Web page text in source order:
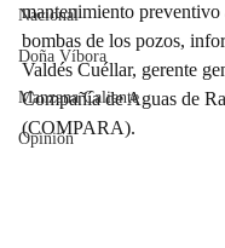
Nacional
Doña Víbora
Manzana Caliente
Opinión
mantenimiento preventivo
bombas de los pozos,
Valdés Cuéllar, gerente
Compañía de Aguas de
(COMPARA).